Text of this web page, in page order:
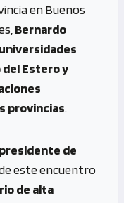
en Buenos
Bernardo
del Estero y
provincias.
presidente de
este encuentro
de alta